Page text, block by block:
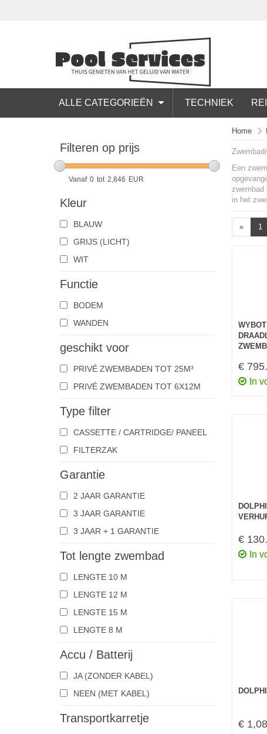
ALLE CATEGORIEËN TECHNIEK
Filteren op prijs
Vanaf 0 tot 2,846 EUR
Kleur
BLAUW
GRIJS (LICHT)
WIT
Functie
BODEM
WANDEN
geschikt voor
PRIVÉ ZWEMBADEN TOT 25M³
PRIVÉ ZWEMBADEN TOT 6X12M
Type filter
CASSETTE / CARTRIDGE/ PANEEL
FILTERZAK
Garantie
2 JAAR GARANTIE
3 JAAR GARANTIE
3 JAAR + 1 GARANTIE
Tot lengte zwembad
LENGTE 10 M
LENGTE 12 M
LENGTE 15 M
LENGTE 8 M
Accu / Batterij
JA (ZONDER KABEL)
NEEN (MET KABEL)
Transportkarretje
Home
Een
zwembad
in het
« 1
€
In
€
In
€